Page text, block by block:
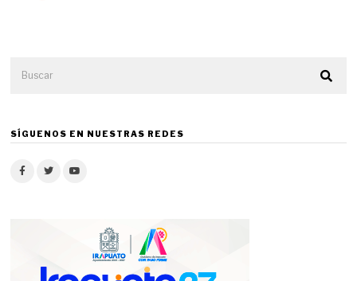
SÍGUENOS EN NUESTRAS REDES